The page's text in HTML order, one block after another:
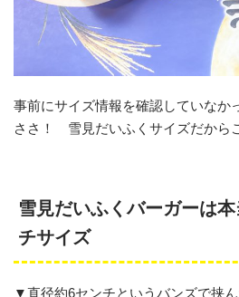
事前にサイズ情報を確認していなか
ささ！ 雪見だいふくサイズだから
雪見だいふくバーガーは
チサイズ
▼直径約6センチというバンズで挟